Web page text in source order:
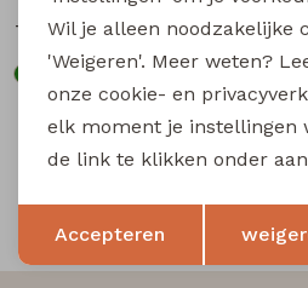
7,50 14,99
Snelle en
Terug
Wil je alleen noodzakelijke
'Weigeren'. Meer weten?
onze cookie- en
elk moment je instellingen
de link te klikken onder
Accepteren